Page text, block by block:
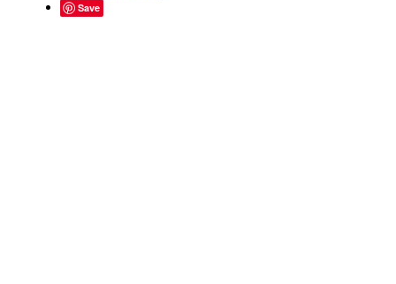
Save